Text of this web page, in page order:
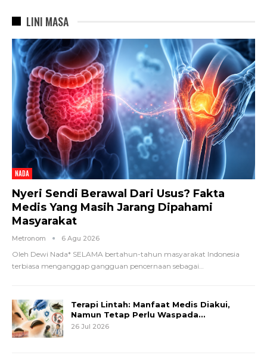
LINI MASA
NADA
Nyeri Sendi Berawal Dari Usus? Fakta
Medis Yang Masih Jarang Dipahami
Masyarakat
Metronom 6 Agu 2026
Oleh Dewi Nada* SELAMA bertahun-tahun masyarakat Indonesia
terbiasa menganggap gangguan pencernaan sebagai…
Terapi Lintah: Manfaat Medis Diakui,
Namun Tetap Perlu Waspada…
26 Jul 2026